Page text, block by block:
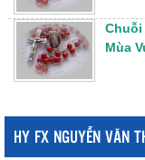
Chuỗi
Mùa
HY FX NGUYỄN VĂN